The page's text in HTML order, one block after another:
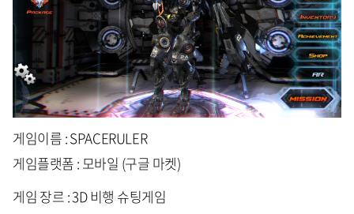
게임이름 : SPACERULER
게임플랫폼 : 모바일 (구글 마켓)
게임 장르 : 3D 비행 슈팅게임